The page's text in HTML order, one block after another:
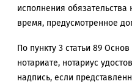
исполнения
время, предусмотренное
По пункту 3 статьи 89
нотариате, нотариус
надпись, если